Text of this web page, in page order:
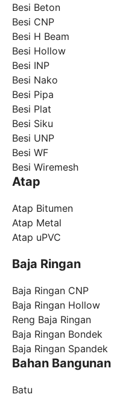
Besi Beton
Besi CNP
Besi H Beam
Besi Hollow
Besi INP
Besi Nako
Besi Pipa
Besi Plat
Besi Siku
Besi UNP
Besi WF
Besi Wiremesh
Atap
Atap Bitumen
Atap Metal
Atap uPVC
Baja Ringan
Baja Ringan CNP
Baja Ringan Hollow
Reng Baja Ringan
Baja Ringan Bondek
Baja Ringan Spandek
Bahan Bangunan
Batu